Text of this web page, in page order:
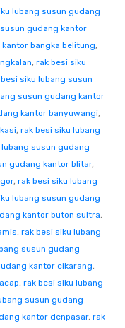
lubang susun gudang
gudang kantor
bangka belitung,
, rak besi siku
siku lubang susun
susun gudang kantor
kantor banyuwangi,
, rak besi siku lubang
susun gudang
gudang kantor blitar,
, rak besi siku lubang
lubang susun gudang
kantor buton sultra,
, rak besi siku lubang
susun gudang
kantor cikarang,
, rak besi siku lubang
susun gudang
kantor denpasar, rak